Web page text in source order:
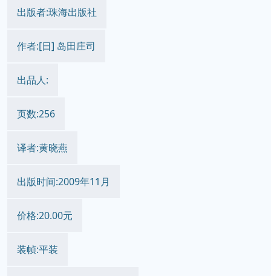
出版者:珠海出版社
作者:[日] 岛田庄司
出品人:
页数:256
译者:黄晓燕
出版时间:2009年11月
价格:20.00元
装帧:平装